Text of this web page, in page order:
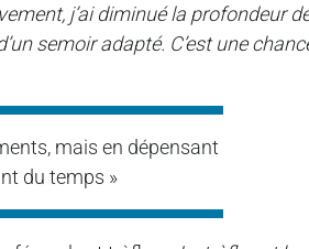
j’ai diminué la profondeur
semoir adapté. C’est une
mais en dépensant
du temps »